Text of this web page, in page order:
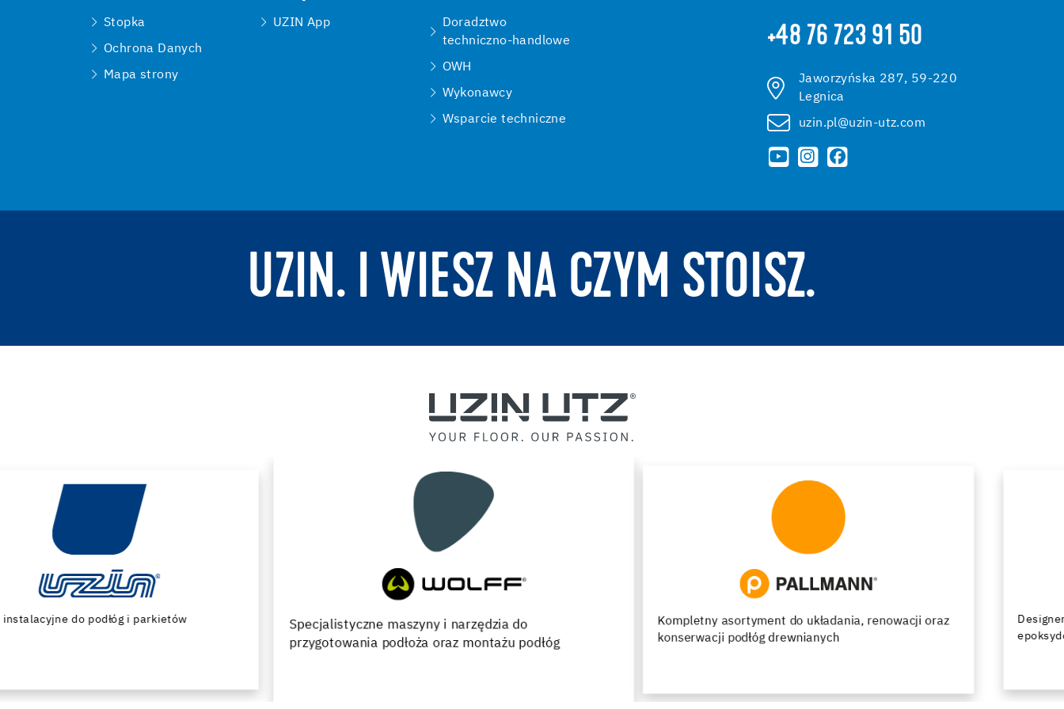
Stopka
Ochrona Danych
Mapa strony
UZIN App
Doradztwo
techniczno-handlowe
OWH
Wykonawcy
Wsparcie techniczne
+48 76 723 91 50
Jaworzyńska 287, 59-220
Legnica
uzin.pl@uzin-utz.com
UZIN. I WIESZ NA CZYM STOISZ.
Specjalistyczne maszyny i narzędzia do
Kompletny asortyment do układania, renowacji oraz
konserwacji podłóg drewnianych
Designerskie podłogi z żywic poliuretanowych i
epoksydowych